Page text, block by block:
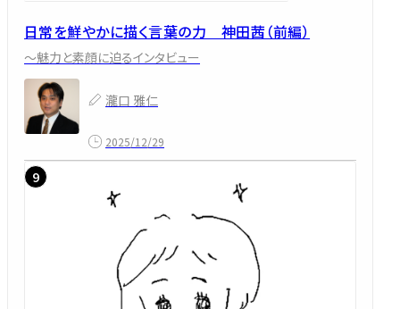
日常を鮮やかに描く言葉の力 神田茜（前編）
～魅力と素顔に迫るインタビュー
瀧口 雅仁
2025/12/29